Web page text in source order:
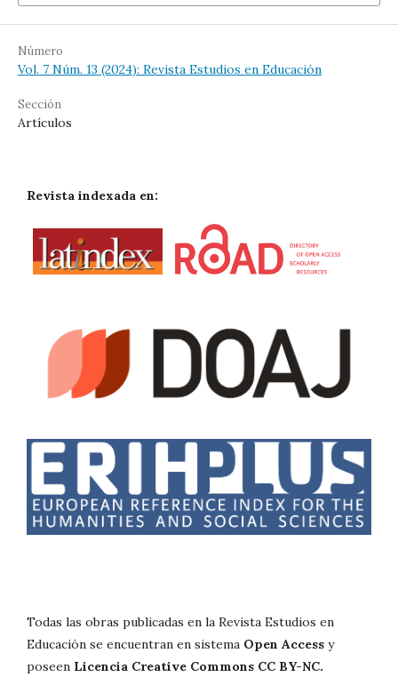
Número
Vol. 7 Núm. 13 (2024): Revista Estudios en Educación
Sección
Artículos
Revista indexada en:
Todas las obras publicadas en la Revista Estudios en
Educación se encuentran en sistema Open Access y
poseen Licencia Creative Commons CC BY-NC.